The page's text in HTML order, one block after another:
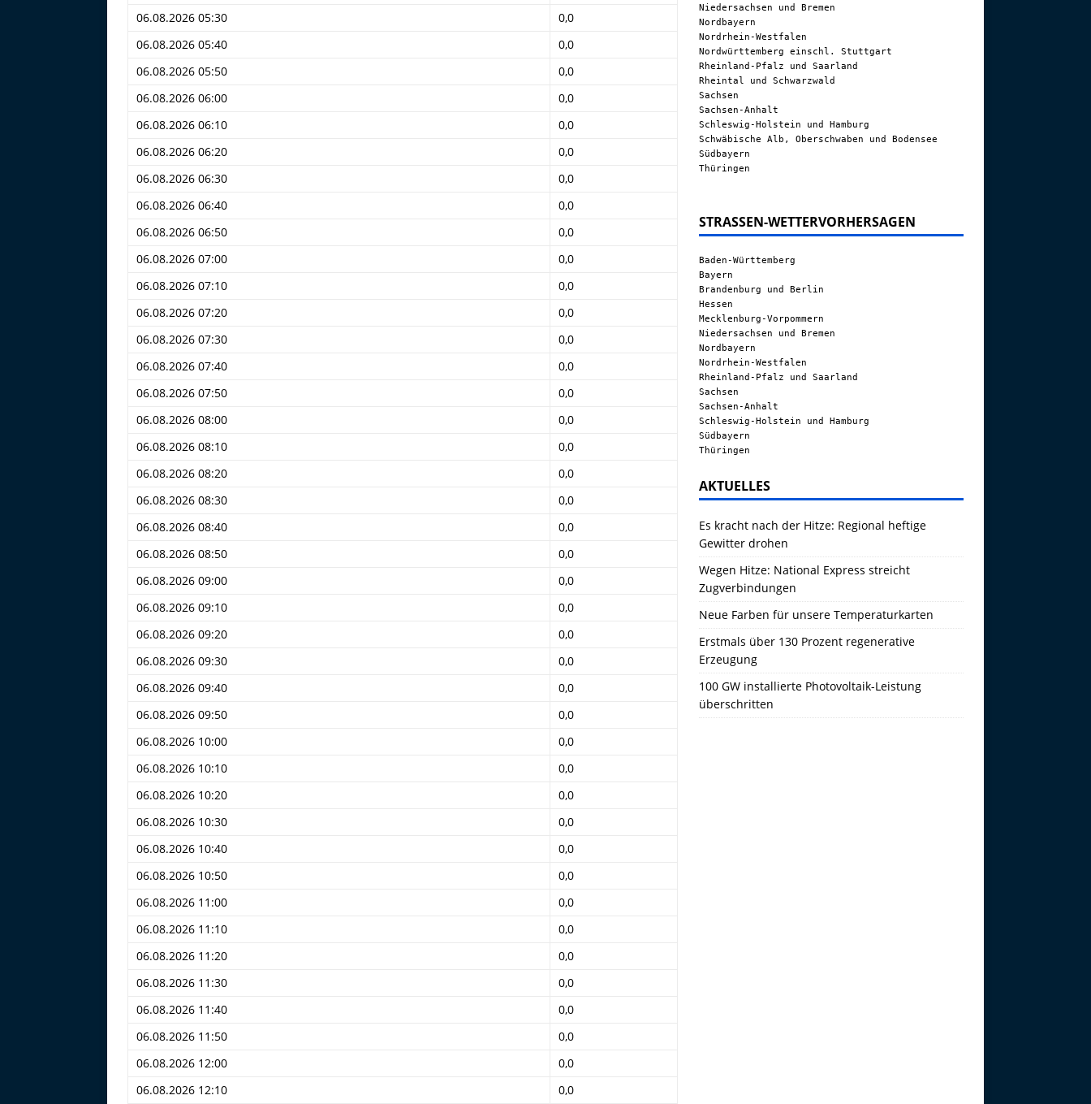
06.08.2026 05:30
0,0
06.08.2026 05:40
0,0
06.08.2026 05:50
0,0
06.08.2026 06:00
0,0
06.08.2026 06:10
0,0
06.08.2026 06:20
0,0
06.08.2026 06:30
0,0
06.08.2026 06:40
0,0
06.08.2026 06:50
0,0
06.08.2026 07:00
0,0
06.08.2026 07:10
0,0
06.08.2026 07:20
0,0
06.08.2026 07:30
0,0
06.08.2026 07:40
0,0
06.08.2026 07:50
0,0
06.08.2026 08:00
0,0
06.08.2026 08:10
0,0
06.08.2026 08:20
0,0
06.08.2026 08:30
0,0
06.08.2026 08:40
0,0
06.08.2026 08:50
0,0
06.08.2026 09:00
0,0
06.08.2026 09:10
0,0
06.08.2026 09:20
0,0
06.08.2026 09:30
0,0
06.08.2026 09:40
0,0
06.08.2026 09:50
0,0
06.08.2026 10:00
0,0
06.08.2026 10:10
0,0
06.08.2026 10:20
0,0
06.08.2026 10:30
0,0
06.08.2026 10:40
0,0
06.08.2026 10:50
0,0
06.08.2026 11:00
0,0
06.08.2026 11:10
0,0
06.08.2026 11:20
0,0
06.08.2026 11:30
0,0
06.08.2026 11:40
0,0
06.08.2026 11:50
0,0
06.08.2026 12:00
0,0
06.08.2026 12:10
0,0
Niedersachsen und Bremen
Nordbayern
Nordrhein-Westfalen
Nordwürttemberg einschl. Stuttgart
Rheinland-Pfalz und Saarland
Rheintal und Schwarzwald
Sachsen
Sachsen-Anhalt
Schleswig-Holstein und Hamburg
Schwäbische Alb, Oberschwaben und Bodensee
Südbayern
Thüringen
STRASSEN-WETTERVORHERSAGEN
Baden-Württemberg
Bayern
Brandenburg und Berlin
Hessen
Mecklenburg-Vorpommern
Niedersachsen und Bremen
Nordbayern
Nordrhein-Westfalen
Rheinland-Pfalz und Saarland
Sachsen
Sachsen-Anhalt
Schleswig-Holstein und Hamburg
Südbayern
Thüringen
AKTUELLES
Es kracht nach der Hitze: Regional heftige
Gewitter drohen
Wegen Hitze: National Express streicht
Zugverbindungen
Neue Farben für unsere Temperaturkarten
Erstmals über 130 Prozent regenerative
Erzeugung
100 GW installierte Photovoltaik-Leistung
überschritten